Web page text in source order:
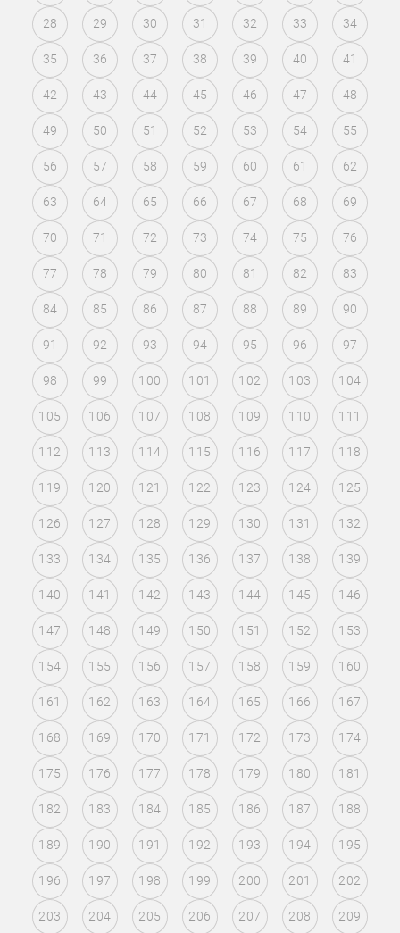
28 29 30 31 32 33 34
35 36 37 38 39 40 41
42 43 44 45 46 47 48
49 50 51 52 53 54 55
56 57 58 59 60 61 62
63 64 65 66 67 68 69
70 71 72 73 74 75 76
77 78 79 80 81 82 83
84 85 86 87 88 89 90
91 92 93 94 95 96 97
98 99 100 101 102 103 104
105 106 107 108 109 110 111
112 113 114 115 116 117 118
119 120 121 122 123 124 125
126 127 128 129 130 131 132
133 134 135 136 137 138 139
140 141 142 143 144 145 146
147 148 149 150 151 152 153
154 155 156 157 158 159 160
161 162 163 164 165 166 167
168 169 170 171 172 173 174
175 176 177 178 179 180 181
182 183 184 185 186 187 188
189 190 191 192 193 194 195
196 197 198 199 200 201 202
203 204 205 206 207 208 209